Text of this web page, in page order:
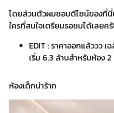
โดยส่วนตัวผมชอบดีไซน์ของที่นี่
ใครที่สนใจเตรียมรอชมได้เลยค
EDIT : ราคาออกแล้ววว
เริ่ม 6.3 ล้านสำหรับห้อง
ห้องเด็กน่าร้าก